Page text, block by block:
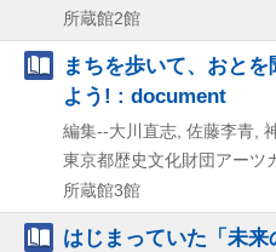
所蔵館2館
まちを歩いて、おと
よう! : document
編集--大川直志, 佐藤李青,
東京都歴史文化財団アーツ
所蔵館3館
はじまっていた「未来